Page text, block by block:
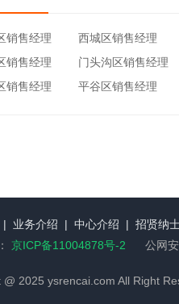
销售经理 西城区销售经理
销售经理
门头沟区销售经理
销售经理
平谷区销售经理
| 业务介绍 | 中心介绍 | 招贤纳
京ICP备11004878号-2 公网安
@ 2025 ysrencai.com All Right